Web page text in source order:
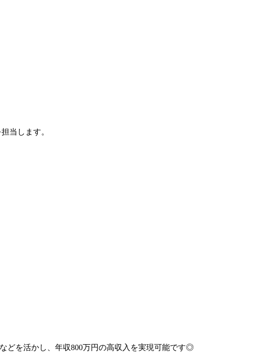
当します。
どを活かし、年収800万円の高収入を実現可能です◎